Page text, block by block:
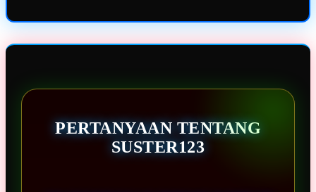
PERTANYAAN TENTANG
SUSTER123